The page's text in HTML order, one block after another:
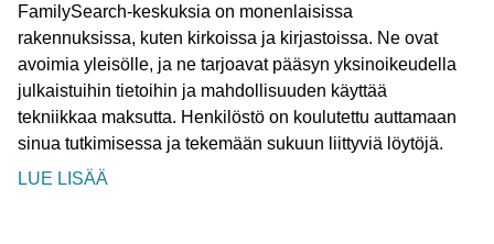
FamilySearch-keskuksia on monenlaisissa
rakennuksissa, kuten kirkoissa ja kirjastoissa. Ne ovat
avoimia yleisölle, ja ne tarjoavat pääsyn yksinoikeudella
julkaistuihin tietoihin ja mahdollisuuden käyttää
tekniikkaa maksutta. Henkilöstö on koulutettu auttamaan
sinua tutkimisessa ja tekemään sukuun liittyviä löytöjä.
LUE LISÄÄ